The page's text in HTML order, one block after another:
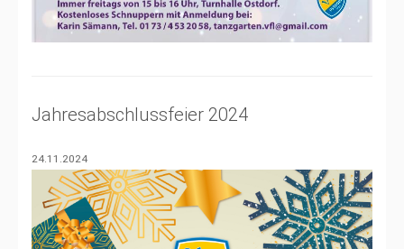
Jahresabschlussfeier 2024
24.11.2024